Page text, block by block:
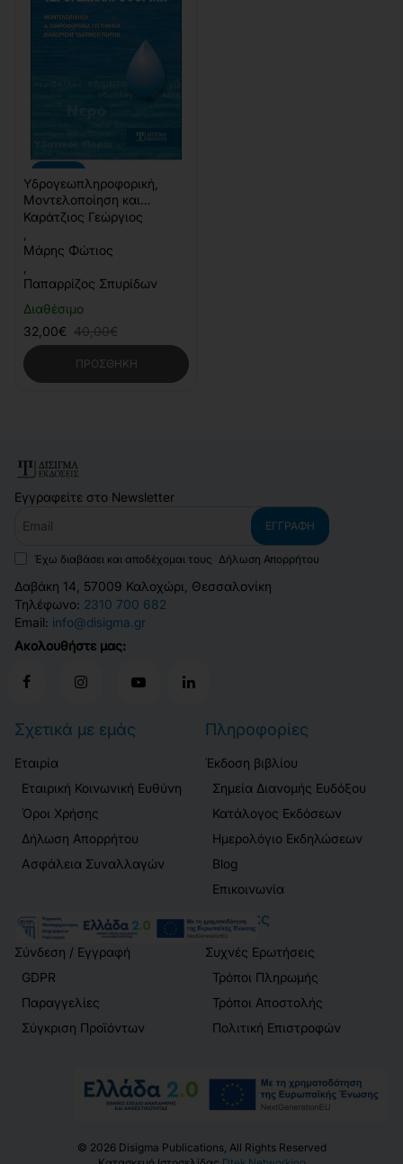
Διαθέσιμο
Υδρογεωπληροφορική,
Μοντελοποίηση και
Πληροφοριακά Συστήματα
Πόρων
Καράτζιος Γεώργιος
Μάρης Φώτιος
Παπαρρίζος Σπυρίδων
32,00€ 40,00€
ΠΡΟΣΘΉΚΗ
Εγγραφείτε στο Newsletter
ΕΓΓΡΑΦΉ
Έχω διαβάσει και αποδέχομαι τους Δήλωση Απορρήτου
Δαβάκη 14, 57009 Καλοχώρι, Θεσσαλονίκη
Τηλέφωνο: 2310 700 682
Email: info@disigma.gr
Ακολουθήστε μας:
Σχετικά με εμάς
Εταιρία
Εταιρική Κοινωνική Ευθύνη
Όροι Χρήσης
Δήλωση Απορρήτου
Ασφάλεια Συναλλαγών
Πληροφορίες
Έκδοση βιβλίου
Σημεία Διανομής Ευδόξου
Κατάλογος Εκδόσεων
Ημερολόγιο Εκδηλώσεων
Blog
Επικοινωνία
Λογαριασμός
Σύνδεση / Εγγραφή
GDPR
Παραγγελίες
Σύγκριση Προϊόντων
Πελάτες
Συχνές Ερωτήσεις
Τρόποι Πληρωμής
Τρόποι Αποστολής
Πολιτική Επιστροφών
© 2026Disigma Publications, All Rights Reserved